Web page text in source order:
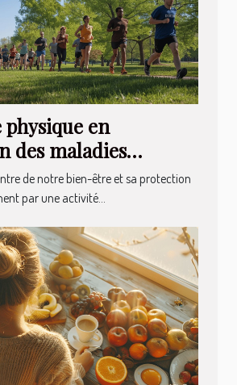
en
des maladies
quelles
de notre bien-être et sa protection
par une activité...